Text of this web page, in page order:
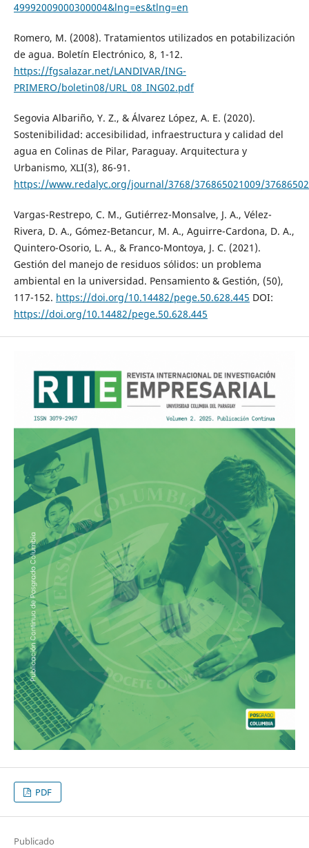
49992009000300004&lng=es&tlng=en
Romero, M. (2008). Tratamientos utilizados en potabilización
de agua. Boletín Electrónico, 8, 1-12.
https://fgsalazar.net/LANDIVAR/ING-
PRIMERO/boletin08/URL_08_ING02.pdf
Segovia Albariño, Y. Z., & Álvarez López, A. E. (2020).
Sostenibilidad: accesibilidad, infraestructura y calidad del
agua en Colinas de Pilar, Paraguay. Arquitectura y
Urbanismo, XLI(3), 86-91.
https://www.redalyc.org/journal/3768/376865021009/
Vargas-Restrepo, C. M., Gutiérrez-Monsalve, J. A., Vélez-
Rivera, D. A., Gómez-Betancur, M. A., Aguirre-Cardona, D. A.,
Quintero-Osorio, L. A., & Franco-Montoya, J. C. (2021).
Gestión del manejo de residuos sólidos: un problema
ambiental en la universidad. Pensamiento & Gestión, (50),
117-152. https://doi.org/10.14482/pege.50.628.445 DOI:
https://doi.org/10.14482/pege.50.628.445
PDF
Publicado